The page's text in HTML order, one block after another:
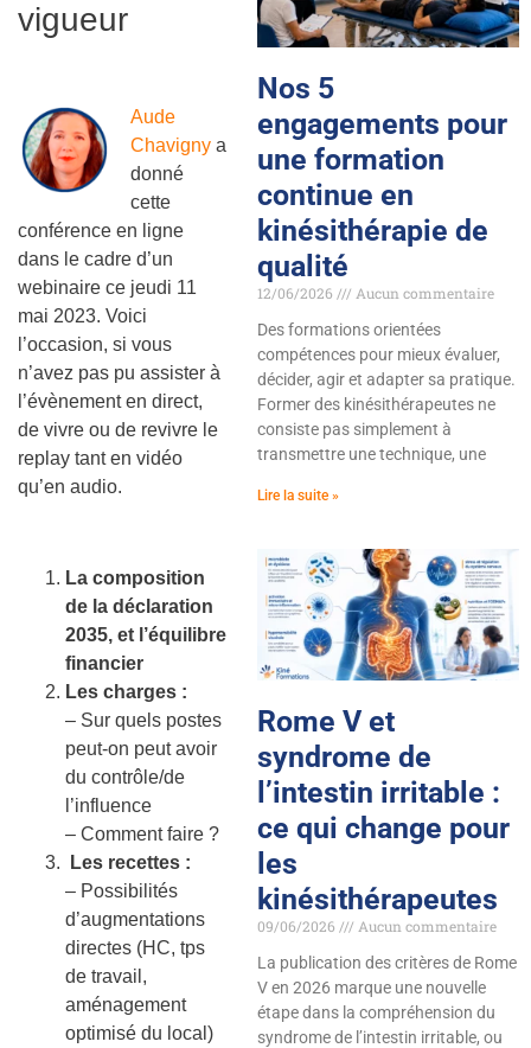
vigueur
Aude
Chavigny a
donné
cette
conférence en ligne
dans le cadre d’un
webinaire ce jeudi 11
mai 2023. Voici
l’occasion, si vous
n’avez pas pu assister à
l’évènement en direct,
de vivre ou de revivre le
replay tant en vidéo
qu’en audio.
La composition
de la déclaration
2035, et l’équilibre
financier
Les charges :
– Sur quels postes
peut-on peut avoir
du contrôle/de
l’influence
– Comment faire ?
Les recettes :
– Possibilités
d’augmentations
directes (HC, tps
de travail,
aménagement
optimisé du local)
Nos 5
engagements pour
une formation
continue en
kinésithérapie de
qualité
12/06/2026
Aucun commentaire
Des formations orientées
compétences pour mieux évaluer,
décider, agir et adapter sa pratique.
Former des kinésithérapeutes ne
consiste pas simplement à
transmettre une technique, une
Lire la suite »
Rome V et
syndrome de
l’intestin irritable :
ce qui change pour
les
kinésithérapeutes
09/06/2026
Aucun commentaire
La publication des critères de Rome
V en 2026 marque une nouvelle
étape dans la compréhension du
syndrome de l’intestin irritable, ou